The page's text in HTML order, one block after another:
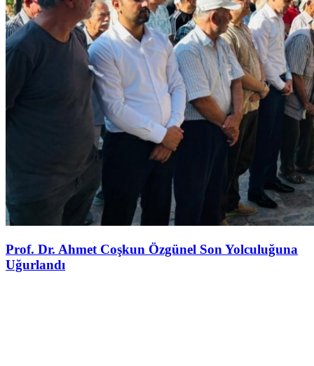
Prof. Dr. Ahmet Coşkun Özgünel Son Yolculuğuna
Uğurlandı